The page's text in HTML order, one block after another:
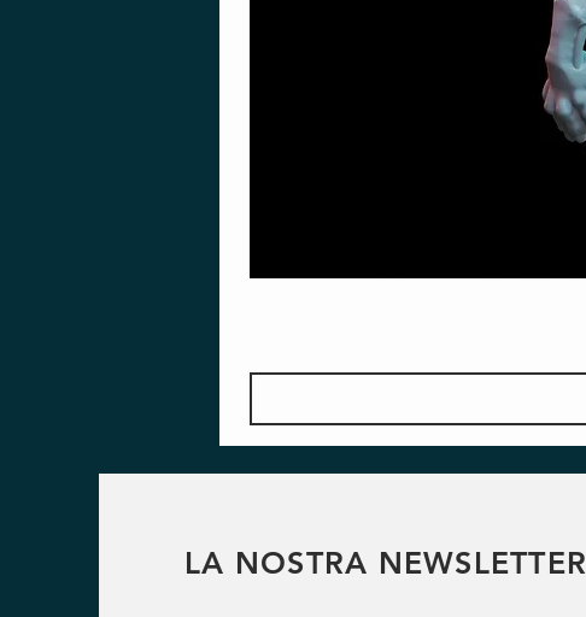
LA NOSTRA NEWSLETTER